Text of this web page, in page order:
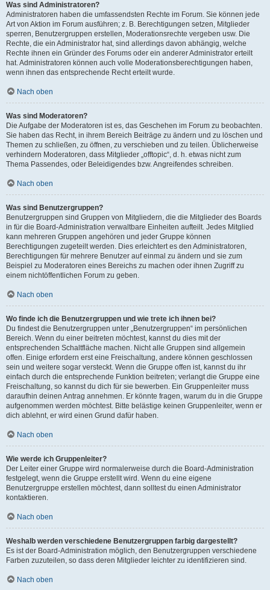
Was sind Administratoren?
Administratoren haben die umfassendsten Rechte im Forum. Sie können jede
Art von Aktion im Forum ausführen; z. B. Berechtigungen setzen, Mitglieder
sperren, Benutzergruppen erstellen, Moderationsrechte vergeben usw. Die
Rechte, die ein Administrator hat, sind allerdings davon abhängig, welche
Rechte ihnen ein Gründer des Forums oder ein anderer Administrator erteilt
hat. Administratoren können auch volle Moderationsberechtigungen haben,
wenn ihnen das entsprechende Recht erteilt wurde.
Nach oben
Was sind Moderatoren?
Die Aufgabe der Moderatoren ist es, das Geschehen im Forum zu beobachten.
Sie haben das Recht, in ihrem Bereich Beiträge zu ändern und zu löschen und
Themen zu schließen, zu öffnen, zu verschieben und zu teilen. Üblicherweise
verhindern Moderatoren, dass Mitglieder „offtopic“, d. h. etwas nicht zum
Thema Passendes, oder Beleidigendes bzw. Angreifendes schreiben.
Nach oben
Was sind Benutzergruppen?
Benutzergruppen sind Gruppen von Mitgliedern, die die Mitglieder des Boards
in für die Board-Administration verwaltbare Einheiten aufteilt. Jedes Mitglied
kann mehreren Gruppen angehören und jeder Gruppe können
Berechtigungen zugeteilt werden. Dies erleichtert es den Administratoren,
Berechtigungen für mehrere Benutzer auf einmal zu ändern und sie zum
Beispiel zu Moderatoren eines Bereichs zu machen oder ihnen Zugriff zu
einem nichtöffentlichen Forum zu geben.
Nach oben
Wo finde ich die Benutzergruppen und wie trete ich ihnen bei?
Du findest die Benutzergruppen unter „Benutzergruppen“ im persönlichen
Bereich. Wenn du einer beitreten möchtest, kannst du dies mit der
entsprechenden Schaltfläche machen. Nicht alle Gruppen sind allgemein
offen. Einige erfordern erst eine Freischaltung, andere können geschlossen
sein und weitere sogar versteckt. Wenn die Gruppe offen ist, kannst du ihr
einfach durch die entsprechende Funktion beitreten; verlangt die Gruppe eine
Freischaltung, so kannst du dich für sie bewerben. Ein Gruppenleiter muss
daraufhin deinen Antrag annehmen. Er könnte fragen, warum du in die Gruppe
aufgenommen werden möchtest. Bitte belästige keinen Gruppenleiter, wenn er
dich ablehnt, er wird einen Grund dafür haben.
Nach oben
Wie werde ich Gruppenleiter?
Der Leiter einer Gruppe wird normalerweise durch die Board-Administration
festgelegt, wenn die Gruppe erstellt wird. Wenn du eine eigene
Benutzergruppe erstellen möchtest, dann solltest du einen Administrator
kontaktieren.
Nach oben
Weshalb werden verschiedene Benutzergruppen farbig dargestellt?
Es ist der Board-Administration möglich, den Benutzergruppen verschiedene
Farben zuzuteilen, so dass deren Mitglieder leichter zu identifizieren sind.
Nach oben